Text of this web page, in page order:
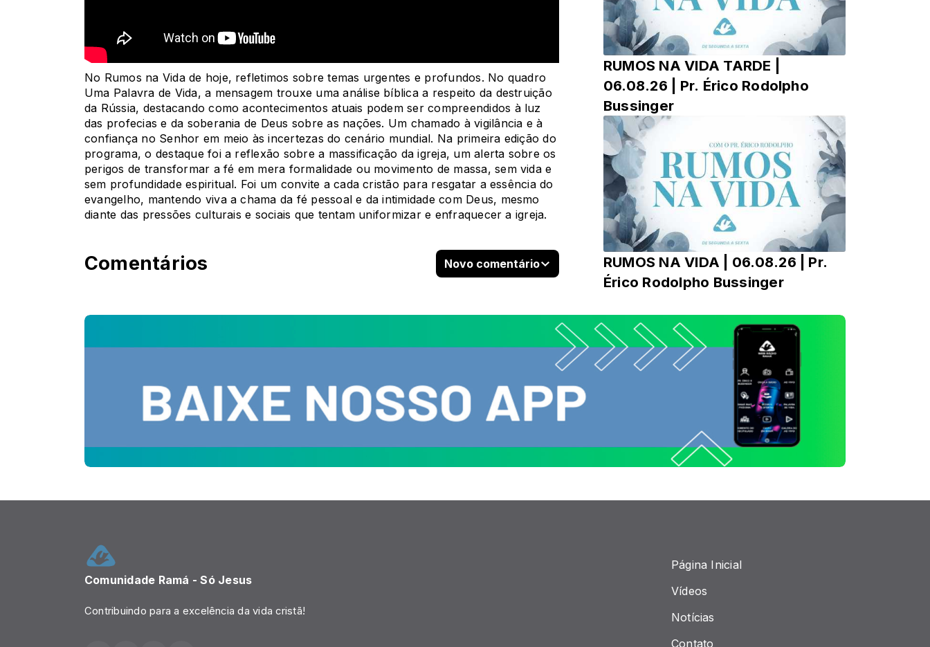
RUMOS NA VIDA TARDE |
06.08.26 | Pr. Érico Rodolpho
Bussinger
RUMOS NA VIDA | 06.08.26 | Pr.
Érico Rodolpho Bussinger
No Rumos na Vida de hoje, refletimos sobre temas urgentes e profundos. No quadro
Uma Palavra de Vida, a mensagem trouxe uma análise bíblica a respeito da destruição
da Rússia, destacando como acontecimentos atuais podem ser compreendidos à luz
das profecias e da soberania de Deus sobre as nações. Um chamado à vigilância e à
confiança no Senhor em meio às incertezas do cenário mundial. Na primeira edição do
programa, o destaque foi a reflexão sobre a massificação da igreja, um alerta sobre os
perigos de transformar a fé em mera formalidade ou movimento de massa, sem vida e
sem profundidade espiritual. Foi um convite a cada cristão para resgatar a essência do
evangelho, mantendo viva a chama da fé pessoal e da intimidade com Deus, mesmo
diante das pressões culturais e sociais que tentam uniformizar e enfraquecer a igreja.
Comentários Novo comentário
Comunidade Ramá - Só Jesus
Contribuindo para a excelência da vida cristã!
Página Inicial
Vídeos
Notícias
Contato